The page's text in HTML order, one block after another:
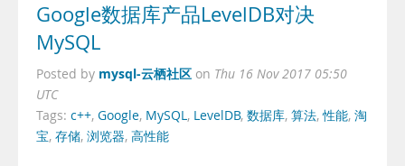
Google数据库产品LevelDB对决
MySQL
Posted by mysql-云栖社区 on Thu 16 Nov 2017 05:50
UTC
Tags: c++, Google, MySQL, LevelDB, 数据库, 算法,性能, 淘
宝, 存储, 浏览器, 高性能